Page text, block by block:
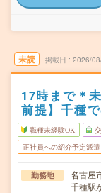
未読 掲載日 2026/
17時まで＊
前提】千種
職種未経験OK
正社員への紹介予定派遣
勤務地
名古屋
千種駅